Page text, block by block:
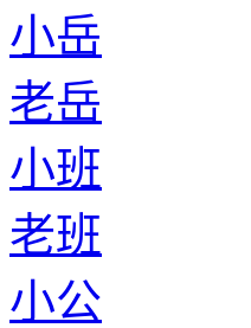
小岳
老岳
小班
老班
小公